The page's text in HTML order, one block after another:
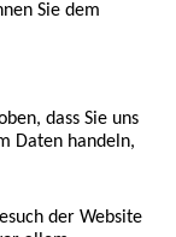
Sie dem
dass Sie uns
Daten handeln,
der Website